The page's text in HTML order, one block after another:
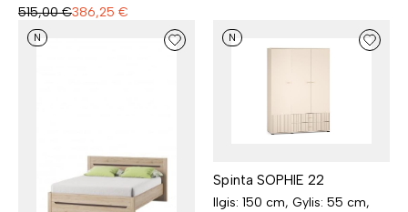
515,00 €386,25 €
N N
Spinta SOPHIE 22
Ilgis: 150 cm, Gylis: 55 cm,